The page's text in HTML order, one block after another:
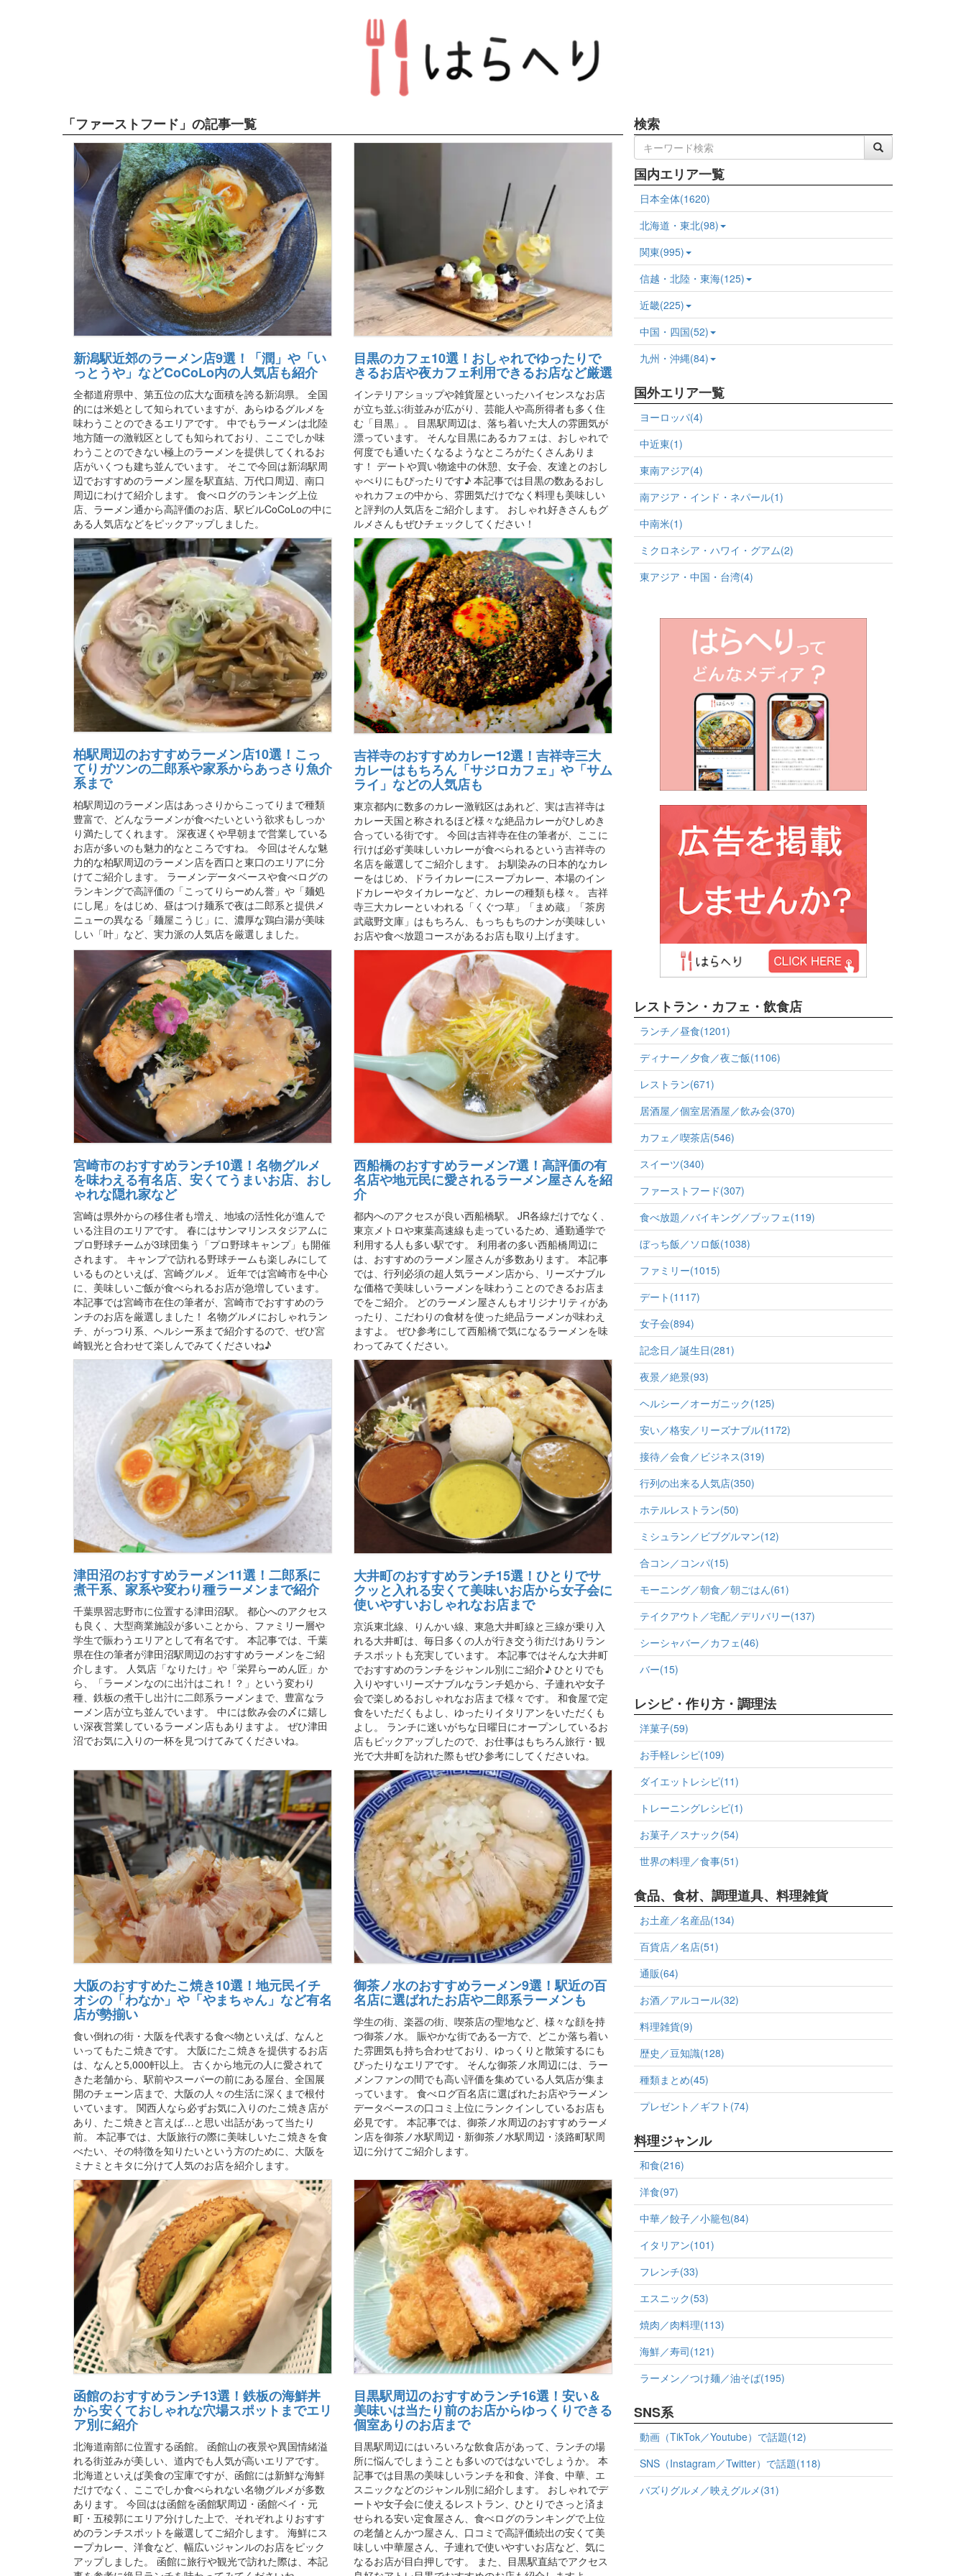
「ファーストフード」の記事一覧
新潟駅近郊のラーメン店9選！「潤」や「い
っとうや」などCoCoLo内の人気店も紹介
全都道府県中、第五位の広大な面積を誇る新潟県。 全国
的には米処として知られていますが、あらゆるグルメを
味わうことのできるエリアです。 中でもラーメンは北陸
地方随一の激戦区としても知られており、ここでしか味
わうことのできない極上のラーメンを提供してくれるお
店がいくつも建ち並んでいます。 そこで今回は新潟駅周
辺でおすすめのラーメン屋を駅直結、万代口周辺、南口
周辺にわけて紹介します。 食べログのランキング上位
店、ラーメン通から高評価のお店、駅ビルCoCoLoの中に
ある人気店などをピックアップしました。
目黒のカフェ10選！おしゃれでゆったりで
きるお店や夜カフェ利用できるお店など厳選
インテリアショップや雑貨屋といったハイセンスなお店
が立ち並ぶ街並みが広がり、芸能人や高所得者も多く住
む「目黒」。 目黒駅周辺は、落ち着いた大人の雰囲気が
漂っています。 そんな目黒にあるカフェは、おしゃれで
何度でも通いたくなるようなところがたくさんありま
す！ デートや買い物途中の休憩、女子会、友達とのおし
ゃべりにもぴったりです♪ 本記事では目黒の数あるおし
ゃれカフェの中から、雰囲気だけでなく料理も美味しい
と評判の人気店をご紹介します。 おしゃれ好きさんもグ
ルメさんもぜひチェックしてください！
柏駅周辺のおすすめラーメン店10選！こっ
てりガツンの二郎系や家系からあっさり魚介
系まで
柏駅周辺のラーメン店はあっさりからこってりまで種類
豊富で、どんなラーメンが食べたいという欲求もしっか
り満たしてくれます。 深夜遅くや早朝まで営業している
お店が多いのも魅力的なところですね。 今回はそんな魅
力的な柏駅周辺のラーメン店を西口と東口のエリアに分
けてご紹介します。 ラーメンデータベースや食べログの
ランキングで高評価の「こってりらーめん誉」や「麺処
にし尾」をはじめ、昼はつけ麺系で夜は二郎系と提供メ
ニューの異なる「麺屋こうじ」に、濃厚な鶏白湯が美味
しい「叶」など、実力派の人気店を厳選しました。
吉祥寺のおすすめカレー12選！吉祥寺三大
カレーはもちろん「サジロカフェ」や「サム
ライ」などの人気店も
東京都内に数多のカレー激戦区はあれど、実は吉祥寺は
カレー天国と称されるほど様々な絶品カレーがひしめき
合っている街です。 今回は吉祥寺在住の筆者が、ここに
行けば必ず美味しいカレーが食べられるという吉祥寺の
名店を厳選してご紹介します。 お馴染みの日本的なカレ
ーをはじめ、ドライカレーにスープカレー、本場のイン
ドカレーやタイカレーなど、カレーの種類も様々。 吉祥
寺三大カレーといわれる「くぐつ草」「まめ蔵」「茶房
武蔵野文庫」はもちろん、もっちもちのナンが美味しい
お店や食べ放題コースがあるお店も取り上げます。
宮崎市のおすすめランチ10選！名物グルメ
を味わえる有名店、安くてうまいお店、おし
ゃれな隠れ家など
宮崎は県外からの移住者も増え、地域の活性化が進んで
いる注目のエリアです。 春にはサンマリンスタジアムに
プロ野球チームが3球団集う「プロ野球キャンプ」も開催
されます。 キャンプで訪れる野球チームも楽しみにして
いるものといえば、宮崎グルメ。 近年では宮崎市を中心
に、美味しいご飯が食べられるお店が急増しています。
本記事では宮崎市在住の筆者が、宮崎市でおすすめのラ
ンチのお店を厳選しました！ 名物グルメにおしゃれラン
チ、がっつり系、ヘルシー系まで紹介するので、ぜひ宮
崎観光と合わせて楽しんでみてくださいね♪
西船橋のおすすめラーメン7選！高評価の有
名店や地元民に愛されるラーメン屋さんを紹
介
都内へのアクセスが良い西船橋駅。 JR各線だけでなく、
東京メトロや東葉高速線も走っているため、通勤通学で
利用する人も多い駅です。 利用者の多い西船橋周辺に
は、おすすめのラーメン屋さんが多数あります。 本記事
では、行列必須の超人気ラーメン店から、リーズナブル
な価格で美味しいラーメンを味わうことのできるお店ま
でをご紹介。 どのラーメン屋さんもオリジナリティがあ
ったり、こだわりの食材を使った絶品ラーメンが味わえ
ますよ。 ぜひ参考にして西船橋で気になるラーメンを味
わってみてください。
津田沼のおすすめラーメン11選！二郎系に
煮干系、家系や変わり種ラーメンまで紹介
千葉県習志野市に位置する津田沼駅。 都心へのアクセス
も良く、大型商業施設が多いことから、ファミリー層や
学生で賑わうエリアとして有名です。 本記事では、千葉
県在住の筆者が津田沼駅周辺のおすすめラーメンをご紹
介します。 人気店「なりたけ」や「栄昇らーめん匠」か
ら、「ラーメンなのに出汁はこれ！？」という変わり
種、鉄板の煮干し出汁に二郎系ラーメンまで、豊富なラ
ーメン店が立ち並んでいます。 中には飲み会の〆に嬉し
い深夜営業しているラーメン店もありますよ。 ぜひ津田
沼でお気に入りの一杯を見つけてみてくださいね。
大井町のおすすめランチ15選！ひとりでサ
クッと入れる安くて美味いお店から女子会に
使いやすいおしゃれなお店まで
京浜東北線、りんかい線、東急大井町線と三線が乗り入
れる大井町は、毎日多くの人が行き交う街だけありラン
チスポットも充実しています。 本記事ではそんな大井町
でおすすめのランチをジャンル別にご紹介♪ ひとりでも
入りやすいリーズナブルなランチ処から、子連れや女子
会で楽しめるおしゃれなお店まで様々です。 和食屋で定
食をいただくもよし、ゆったりイタリアンをいただくも
よし。 ランチに迷いがちな日曜日にオープンしているお
店もピックアップしたので、お仕事はもちろん旅行・観
光で大井町を訪れた際もぜひ参考にしてくださいね。
大阪のおすすめたこ焼き10選！地元民イチ
オシの「わなか」や「やまちゃん」など有名
店が勢揃い
食い倒れの街・大阪を代表する食べ物といえば、なんと
いってもたこ焼きです。 大阪にたこ焼きを提供するお店
は、なんと5,000軒以上。 古くから地元の人に愛されて
きた老舗から、駅前やスーパーの前にある屋台、全国展
開のチェーン店まで、大阪の人々の生活に深くまで根付
いています。 関西人なら必ずお気に入りのたこ焼き店が
あり、たこ焼きと言えば…と思い出話があって当たり
前。 本記事では、大阪旅行の際に美味しいたこ焼きを食
べたい、その特徴を知りたいという方のために、大阪を
ミナミとキタに分けて人気のお店を紹介します。
御茶ノ水のおすすめラーメン9選！駅近の百
名店に選ばれたお店や二郎系ラーメンも
学生の街、楽器の街、喫茶店の聖地など、様々な顔を持
つ御茶ノ水。 賑やかな街である一方で、どこか落ち着い
た雰囲気も持ち合わせており、ゆっくりと散策するにも
ぴったりなエリアです。 そんな御茶ノ水周辺には、ラー
メンファンの間でも高い評価を集めている人気店が集ま
っています。 食べログ百名店に選ばれたお店やラーメン
データベースの口コミ上位にランクインしているお店も
必見です。 本記事では、御茶ノ水周辺のおすすめラーメ
ン店を御茶ノ水駅周辺・新御茶ノ水駅周辺・淡路町駅周
辺に分けてご紹介します。
函館のおすすめランチ13選！鉄板の海鮮丼
から安くておしゃれな穴場スポットまでエリ
ア別に紹介
北海道南部に位置する函館。 函館山の夜景や異国情緒溢
れる街並みが美しい、道内でも人気が高いエリアです。
北海道といえば美食の宝庫ですが、函館には新鮮な海鮮
だけでなく、ここでしか食べられない名物グルメが多数
あります。 今回はは函館を函館駅周辺・函館ベイ・元
町・五稜郭にエリア分けした上で、それぞれよりおすす
めのランチスポットを厳選してご紹介します。 海鮮にス
ープカレー、洋食など、幅広いジャンルのお店をピック
アップしました。 函館に旅行や観光で訪れた際は、本記
目黒駅周辺のおすすめランチ16選！安い＆
美味いは当たり前のお店からゆっくりできる
個室ありのお店まで
目黒駅周辺にはいろいろな飲食店があって、ランチの場
所に悩んでしまうことも多いのではないでしょうか。 本
記事では目黒の美味しいランチを和食、洋食、中華、エ
スニックなどのジャンル別に紹介します。 おしゃれでデ
ートや女子会に使えるレストラン、ひとりでさっと済ま
せられる安い定食屋さん、食べログのランキングで上位
の老舗とんかつ屋さん、口コミで高評価続出の安くて美
味しい中華屋さん、子連れで使いやすいお店など、気に
なるお店が目白押しです。 また、目黒駅直結でアクセス
検索
国内エリア一覧
日本全体(1620)
北海道・東北(98)
関東(995)
信越・北陸・東海(125)
近畿(225)
中国・四国(52)
九州・沖縄(84)
国外エリア一覧
ヨーロッパ(4)
中近東(1)
東南アジア(4)
南アジア・インド・ネパール(1)
中南米(1)
ミクロネシア・ハワイ・グアム(2)
東アジア・中国・台湾(4)
レストラン・カフェ・飲食店
ランチ／昼食(1201)
ディナー／夕食／夜ご飯(1106)
レストラン(671)
居酒屋／個室居酒屋／飲み会(370)
カフェ／喫茶店(546)
スイーツ(340)
ファーストフード(307)
食べ放題／バイキング／ブッフェ(119)
ぼっち飯／ソロ飯(1038)
ファミリー(1015)
デート(1117)
女子会(894)
記念日／誕生日(281)
夜景／絶景(93)
ヘルシー／オーガニック(125)
安い／格安／リーズナブル(1172)
接待／会食／ビジネス(319)
行列の出来る人気店(350)
ホテルレストラン(50)
ミシュラン／ビブグルマン(12)
合コン／コンパ(15)
モーニング／朝食／朝ごはん(61)
テイクアウト／宅配／デリバリー(137)
シーシャバー／カフェ(46)
バー(15)
レシピ・作り方・調理法
洋菓子(59)
お手軽レシピ(109)
ダイエットレシピ(11)
トレーニングレシピ(1)
お菓子／スナック(54)
世界の料理／食事(51)
食品、食材、調理道具、料理雑貨
お土産／名産品(134)
百貨店／名店(51)
通販(64)
お酒／アルコール(32)
料理雑貨(9)
歴史／豆知識(128)
種類まとめ(45)
プレゼント／ギフト(74)
料理ジャンル
和食(216)
洋食(97)
中華／餃子／小籠包(84)
イタリアン(101)
フレンチ(33)
エスニック(53)
焼肉／肉料理(113)
海鮮／寿司(121)
ラーメン／つけ麺／油そば(195)
SNS系
動画（TikTok／Youtube）で話題(12)
SNS（Instagram／Twitter）で話題(118)
バズりグルメ／映えグルメ(31)